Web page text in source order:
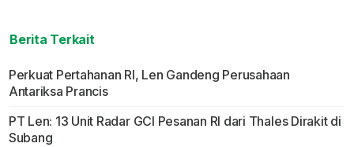
Berita Terkait
Perkuat Pertahanan RI, Len Gandeng Perusahaan
Antariksa Prancis
PT Len: 13 Unit Radar GCI Pesanan RI dari Thales Dirakit di
Subang